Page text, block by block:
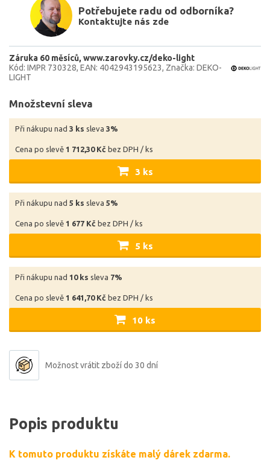
Potřebujete radu od odborníka?
Kontaktujte nás zde
Záruka 60 měsíců www.zarovky.cz/deko-light
Kód: IMPR 730328 EAN: 4042943195623 Značka: DEKO-
LIGHT
Množstevní sleva
Při nákupu nad 3 ks sleva 3%
Cena po slevě 1 712,30 Kč bez DPH / ks
3 ks
Při nákupu nad 5 ks sleva 5%
Cena po slevě 1 677 Kč bez DPH / ks
5 ks
Při nákupu nad 10 ks sleva 7%
Cena po slevě 1 641,70 Kč bez DPH / ks
10 ks
Možnost vrátit zboží do 30 dní
Popis produktu
K tomuto produktu získáte malý dárek zdarma.